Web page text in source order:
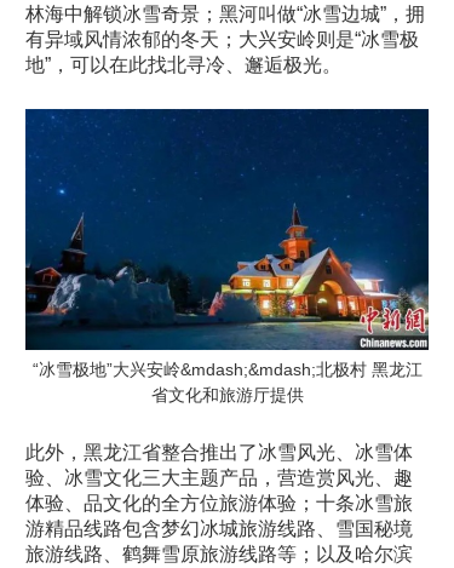
林海中解锁冰雪奇景；黑河叫做“冰雪边城”，拥
有异域风情浓郁的冬天；大兴安岭则是“冰雪极
地”，可以在此找北寻冷、邂逅极光。
“冰雪极地”大兴安岭&mdash;&mdash;北极村 黑龙江
省文化和旅游厅提供
此外，黑龙江省整合推出了冰雪风光、冰雪体
验、冰雪文化三大主题产品，营造赏风光、趣
体验、品文化的全方位旅游体验；十条冰雪旅
游精品线路包含梦幻冰城旅游线路、雪国秘境
旅游线路、鹤舞雪原旅游线路等；以及哈尔滨